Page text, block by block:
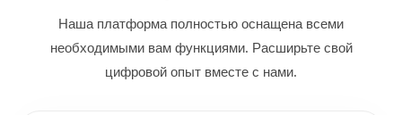
Наша платформа полностью оснащена всеми
необходимыми вам функциями. Расширьте свой
цифровой опыт вместе с нами.